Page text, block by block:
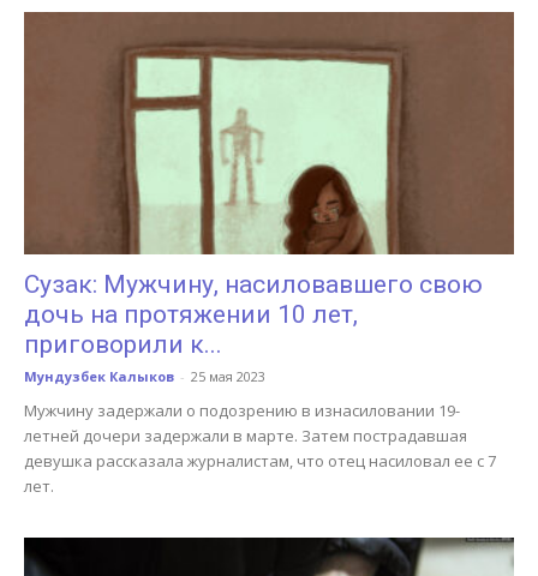
Сузак: Мужчину, насиловавшего свою
дочь на протяжении 10 лет,
приговорили к...
Мундузбек Калыков - 25 мая 2023
Мужчину задержали о подозрению в изнасиловании 19-
летней дочери задержали в марте. Затем пострадавшая
девушка рассказала журналистам, что отец насиловал ее с 7
лет.